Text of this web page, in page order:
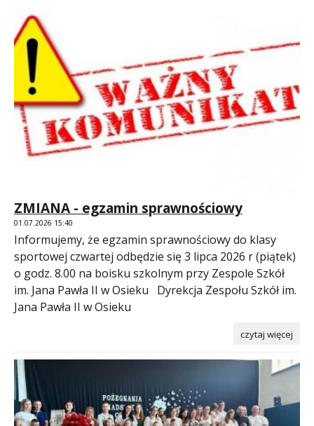
ZMIANA - egzamin sprawnościowy
01.07.2026 15:40
Informujemy, że egzamin sprawnościowy do klasy
sportowej czwartej odbędzie się 3 lipca 2026 r (piątek)
o godz. 8.00 na boisku szkolnym przy Zespole Szkół
im. Jana Pawła II w Osieku Dyrekcja Zespołu Szkół im.
Jana Pawła II w Osieku
czytaj więcej